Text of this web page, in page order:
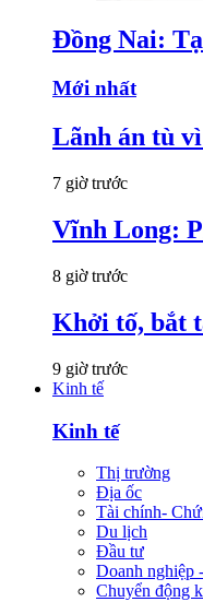
Đồng Nai:
Mới nhất
Lãnh án tù
7 giờ trước
Vĩnh Long:
8 giờ trước
Khởi tố, bắt
9 giờ trước
Kinh tế
Kinh tế
Thị trường
Địa ốc
Tài chính-
Du lịch
Đầu tư
Doanh nghiệp
Chuyển động